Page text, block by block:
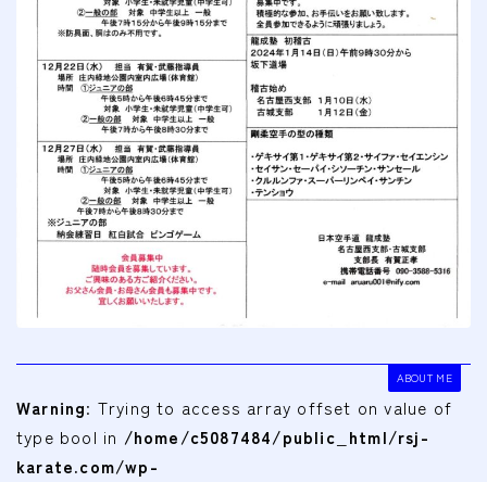
無料体験
入会申込
道場について
塾長より
指導部紹介
安全への取り組み
ABOUT ME
Warning: Trying to access array offset on value of
type bool in /home/c5087484/public_html/rsj-
karate.com/wp-